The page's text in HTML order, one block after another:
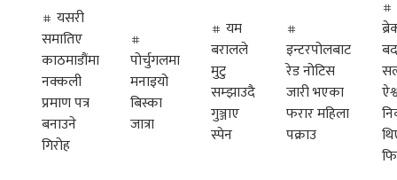
अर्थ
मनोरञ्जन
प्रवास
खेलकुद
यसरी
समातिए
काठमाडौंमा
नक्कली
प्रमाण पत्र
बनाउने
गिरोह
पोर्चुगलमा
मनाइयो
बिस्का
जात्रा
यम
बरालले
मुटु
सम्झाउदै
गुञ्जाए
स्पेन
इन्टरपोलबाट
रेड नोटिस
जारी भएका
फरार महिला
पक्राउ